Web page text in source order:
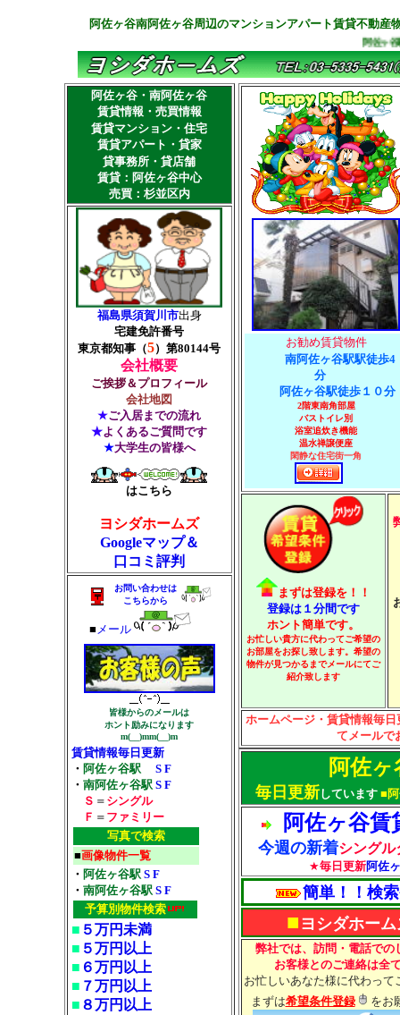
阿佐ヶ谷南阿佐ヶ谷周辺のマンションアパート賃貸不動
阿佐ヶ谷駅南
阿佐ヶ谷 ・ 南阿佐ヶ谷
賃貸情報・売買情報
賃貸マンション・住宅
賃貸アパート・貸家
貸事務所・貸店舗
賃貸：阿佐ヶ谷中心
売買：杉並区内
福島県須賀川市出身
宅建免許番号
東京都知事（5）第80144号
会社概要
ご挨拶＆プロフィール
会社地図
★ご入居までの流れ
★よくあるご質問です
★大学生の皆様へ
はこちら
ヨシダホームズ
Googleマップ＆
口コミ評判
お問い合わせは
こちらから
■ メール
皆様からのメールは
ホント励みになります
m(__)mm(__)m
賃貸情報毎日更新
・ 阿佐ヶ谷駅 S F
・ 南阿佐ヶ谷駅 S F
Ｓ ＝ シングル
Ｆ ＝ ファミリー
写真で検索
■画像物件一覧
・ 阿佐ヶ谷駅 S F
・ 南阿佐ヶ谷駅 S F
予算別物件検索
■ ５万円未満
■ ５万円以上
■ ６万円以上
■ ７万円以上
■ ８万円以上
お勧め賃貸物件
南阿佐ヶ谷駅駅徒歩4
分
阿佐ヶ谷駅徒歩１０分
2階東南角部屋
バストイレ別
浴室追炊き機能
温水禅譲便座
閑静な住宅街一角
まずは登録を！！
登録は１分間です
ホント簡単です。
お忙しい貴方に代わってご希望の
お部屋をお探し致します。希望の
物件が見つかるまでメールにてご
紹介致します
ホームページ・賃貸情報毎
てメールで
阿佐
毎日更新しています ■
阿佐ヶ谷賃
今週の新着シングル
★毎日更新阿佐
簡単！！検
■ ヨシダホー
弊社では、訪問・電話での
お客様とのご連絡は全
お忙しいあなた様に代わっ
まずは希望条件登録 をお